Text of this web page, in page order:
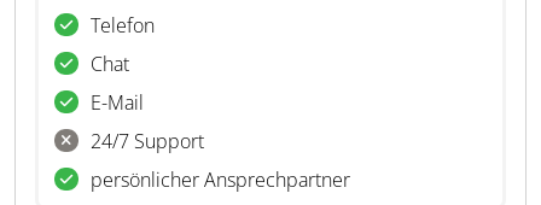
Telefon
Chat
E-Mail
24/7 Support
persönlicher Ansprechpartner